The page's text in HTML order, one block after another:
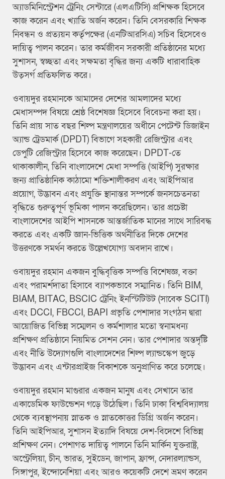
অ্যাডমিনিস্ট্রেশন ট্রেনিং সেন্টারে (এলএটিসি) প্রশিক্ষক হিসেবে
কাজ করেন এবং খ্যাতি অর্জন করেন। তিনি বেসরকারি শিক্ষক
নিবন্ধন ও প্রত্যয়ন কর্তৃপক্ষের (এনটিআরসিএ) সচিব হিসেবেও
দায়িত্ব পালন করেন। তার কর্মজীবন সরকারী প্রতিষ্ঠানের মধ্যে
সুশাসন, স্বচ্ছতা এবং সক্ষমতা বৃদ্ধির জন্য একটি ধারাবাহিক
উত্সর্গ প্রতিফলিত করে।
ওবায়দুর রহমানকে আমাদের দেশের আমলাদের মধ্যে
মেধাসম্পদ বিষয়ে শ্রেষ্ঠ বিশেষজ্ঞ হিসেবে বিবেচনা করা হয়।
তিনি প্রায় সাত বছর শিল্প মন্ত্রণালয়ের অধীনে পেটেন্ট ডিজাইন
অ্যান্ড ট্রেডমার্ক (DPDT) বিভাগে সহকারী রেজিস্ট্রার এবং
ডেপুটি রেজিস্ট্রার হিসেবে কাজ করেছেন। DPDT-তে
থাকাকালীন, তিনি বাংলাদেশে মেধা সম্পত্তি (আইপি) সুরক্ষার
জন্য প্রাতিষ্ঠানিক কাঠামো শক্তিশালীকরণ এবং আইপিআর
প্রয়োগ, উদ্ভাবন এবং প্রযুক্তি স্থানান্তর সম্পর্কে জনসচেতনতা
বৃদ্ধিতে গুরুত্বপূর্ণ ভূমিকা পালন করেছিলেন। তার প্রচেষ্টা
বাংলাদেশের আইপি শাসনকে আন্তর্জাতিক মানের সাথে সারিবদ্ধ
করতে এবং একটি জ্ঞান-ভিত্তিক অর্থনীতির দিকে দেশের
উত্তরণকে সমর্থন করতে উল্লেখযোগ্য অবদান রাখে।
ওবায়দুর রহমান একজন বুদ্ধিবৃত্তিক সম্পত্তি বিশেষজ্ঞ, বক্তা
এবং পরামর্শদাতা হিসাবে ব্যাপকভাবে সম্মানিত। তিনি BIM,
BIAM, BITAC, BSCIC ট্রেনিং ইনস্টিটিউট (সাবেক SCITI)
এবং DCCI, FBCCI, BAPI প্রভৃতি পেশাদার সংগঠন দ্বারা
আয়োজিত বিভিন্ন সম্মেলন ও কর্মশালার মতো স্বনামধন্য
প্রশিক্ষণ প্রতিষ্ঠানে নিয়মিত সেশন নেন। তার পেশাদার অন্তর্দৃষ্টি
এবং নীতি উদ্যোগগুলি বাংলাদেশের শিল্প ল্যান্ডস্কেপ জুড়ে
উদ্ভাবন এবং এন্টারপ্রাইজ বিকাশকে অনুপ্রাণিত করে চলেছে।
ওবায়দুর রহমান মাগুরার একজন মানুষ এবং সেখানে তার
একাডেমিক ফাউন্ডেশন গড়ে উঠেছিল। তিনি ঢাকা বিশ্ববিদ্যালয়
থেকে ব্যবস্থাপনায় স্নাতক ও স্নাতকোত্তর ডিগ্রি অর্জন করেন।
তিনি আইপিআর, সুশাসন ইত্যাদি বিষয়ে দেশ-বিদেশে বিভিন্ন
প্রশিক্ষণ নেন। পেশাগত দায়িত্ব পালনে তিনি মার্কিন যুক্তরাষ্ট্র,
অস্ট্রেলিয়া, চীন, ভারত, সুইডেন, জাপান, ফ্রান্স, নেদারল্যান্ডস,
সিঙ্গাপুর, ইন্দোনেশিয়া এবং আরও কয়েকটি দেশে ভ্রমণ করেন